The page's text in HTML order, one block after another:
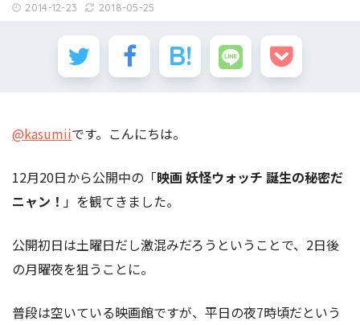
2014-12-23 2018-05-25
@kasumiiです。こんにちは。
12月20日から公開中の「映画 妖怪ウォッチ 誕生の秘密だ
ニャン！ 」を観てきました。
公開初日は土曜日だし激混みだろうということで、2日後
の月曜夜を狙うことに。
普段は空いている映画館ですが、平日の夜7時頃だという